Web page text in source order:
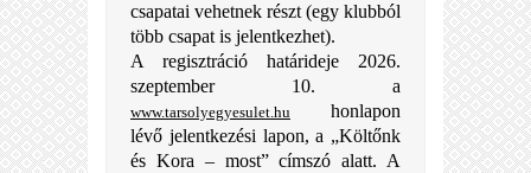
csapatai vehetnek részt (egy klubból
több csapat is jelentkezhet).
A regisztráció határideje 2026.
szeptember 10. a
www.tarsolyegyesulet.hu honlapon
lévő jelentkezési lapon, a „Költőnk
és Kora – most”címszó alatt. A